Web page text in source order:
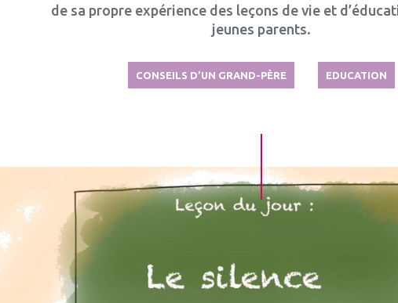
de sa propre expérience des leçons de vie et
jeunes parents.
CONSEILS D’UN GRAND-PÈRE EDUCATION